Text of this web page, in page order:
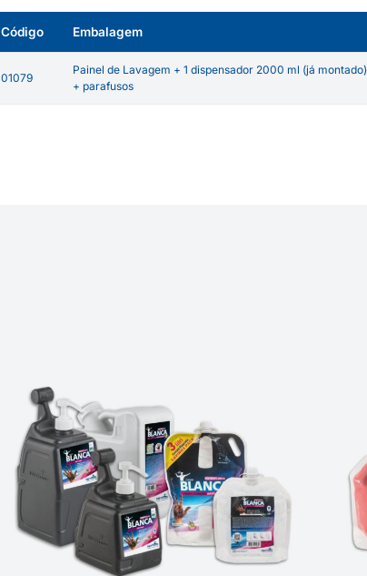
Código Embalagem
01079
Painel de Lavagem + 1 dispensador 2000 ml (já montado)
+ parafusos